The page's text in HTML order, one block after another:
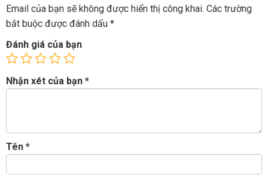
Email của bạn sẽ không được hiển thị công khai. Các trường
bắt buộc được đánh dấu *
Đánh giá của bạn
Nhận xét của bạn *
Tên *